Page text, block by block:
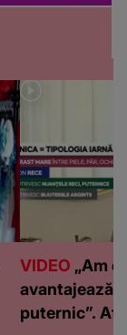
VIDEO „Am
avantajează
puternic”.